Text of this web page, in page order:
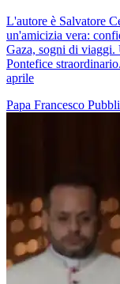
L'autore è Salvatore
un'amicizia vera:
Gaza, sogni di viaggi.
Pontefice
aprile
Papa Francesco